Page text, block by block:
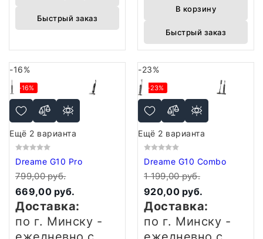
Быстрый заказ
В корзину
Быстрый заказ
-16%
-16%
Ещё 2 варианта
Dreame G10 Pro
799,00 руб.
669,00 руб.
Доставка:
по г. Минску -
-23%
-23%
Ещё 2 варианта
Dreame G10 Combo
1 199,00 руб.
920,00 руб.
Доставка:
по г. Минску -